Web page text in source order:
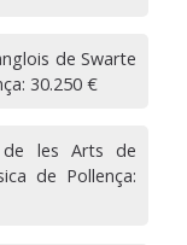
de Swarte
30.250 €
de les Arts de
de Pollença: